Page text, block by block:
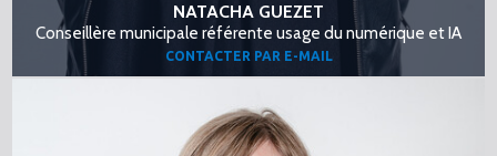
NATACHA GUEZET
Conseillère municipale référente usage du numérique et IA
CONTACTER PAR E-MAIL